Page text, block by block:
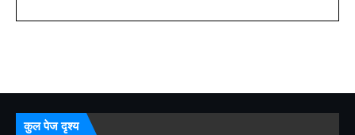
कुल पेज दृश्य